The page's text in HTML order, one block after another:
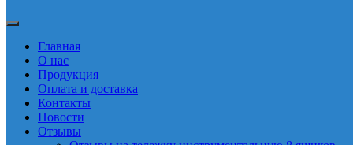
Главная
О нас
Продукция
Оплата и доставка
Контакты
Новости
Отзывы